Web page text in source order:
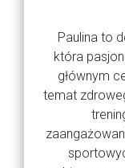
Paulina to
która
głównym
temat